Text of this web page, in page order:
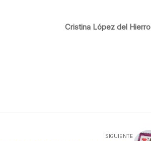
Cristina López del Hierro
SIGUIENTE